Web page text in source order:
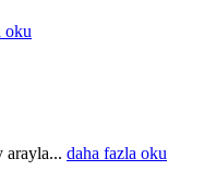
oku
arayla... daha fazla oku